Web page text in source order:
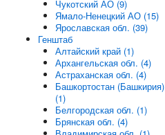
Чукотский АО (9)
Ямало-Ненецкий АО (15)
Ярославская обл. (39)
Генштаб
Алтайский край (1)
Архангельская обл. (4)
Астраханская обл. (4)
Башкортостан (Башкирия)
(1)
Белгородская обл. (1)
Брянская обл. (4)